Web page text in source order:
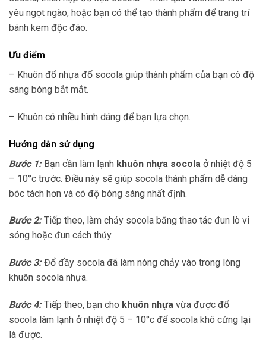
yêu ngọt ngào, hoặc bạn có thể tạo thành phẩm để trang trí
bánh kem độc đáo.
Ưu điểm
– Khuôn đổ nhựa đổ socola giúp thành phẩm của bạn có độ
sáng bóng bắt mắt.
– Khuôn có nhiều hình dáng để bạn lựa chọn.
Hướng dẫn sử dụng
Bước 1:Bạn cần làm lạnh khuôn nhựa socola ở nhiệt độ 5
– 10°c trước. Điều này sẽ giúp socola thành phẩm dễ dàng
bóc tách hơn và có độ bóng sáng nhất định.
Bước 2:Tiếp theo, làm chảy socola bằng thao tác đun lò vi
sóng hoặc đun cách thủy.
Bước 3:Đổ đầy socola đã làm nóng chảy vào trong lòng
khuôn socola nhựa.
Bước 4:Tiếp theo, bạn cho khuôn nhựa vừa được đổ
socola làm lạnh ở nhiệt độ 5 – 10°c để socola khô cứng lại
là được.